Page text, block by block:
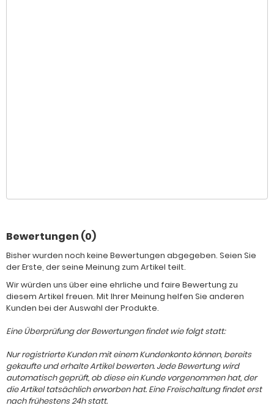
Bewertungen (0)
Bisher wurden noch keine Bewertungen abgegeben. Seien Sie
der Erste, der seine Meinung zum Artikel teilt.
Wir würden uns über eine ehrliche und faire Bewertung zu
diesem Artikel freuen. Mit Ihrer Meinung helfen Sie anderen
Kunden bei der Auswahl der Produkte.
Eine Überprüfung der Bewertungen findet wie folgt statt:
Nur registrierte Kunden mit einem Kundenkonto können, bereits
gekaufte und erhalte Artikel bewerten. Jede Bewertung wird
automatisch geprüft, ob diese ein Kunde vorgenommen hat, der
die Artikel tatsächlich erworben hat. Eine Freischaltung findet erst
nach frühestens 24h statt.